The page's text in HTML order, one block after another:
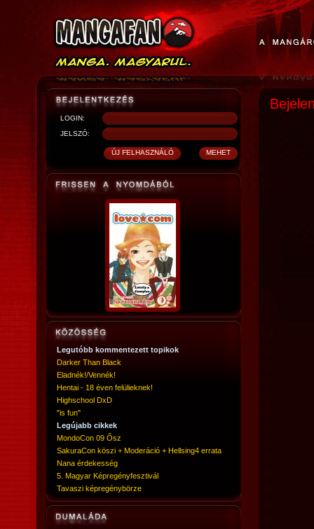
LOGIN:
JELSZÓ:
Legutóbb kommentezett topikok
Darker Than Black
Eladnék!/Vennék!
Hentai - 18 éven felülieknek!
Highschool DxD
"is fun"
Legújabb cikkek
MondoCon 09 Ősz
SakuraCon köszi + Moderáció + Hellsing4 errata
Nana érdekesség
5. Magyar Képregényfesztivál
Tavaszi képregénybörze